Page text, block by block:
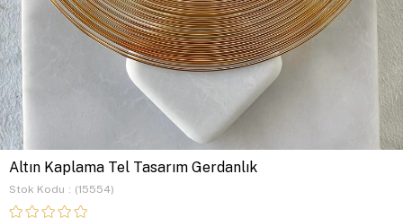
Altın Kaplama Tel Tasarım Gerdanlık
Stok Kodu (15554)